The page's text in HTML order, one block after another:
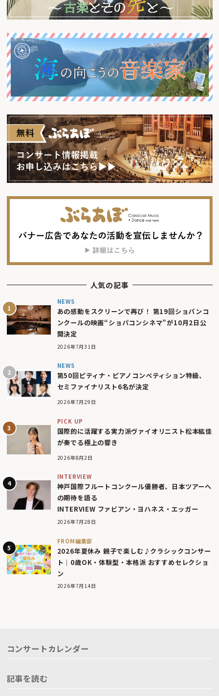
人気の記事
NEWS
あの感動をスクリーンで再び！ 第19回ショパンコ
ンクールの映画“ショパコンシネマ”が10月2日公
開決定
2026年7月31日
NEWS
第50回ピティナ・ピアノコンペティション特級、
セミファイナリスト6名が決定
2026年7月29日
PICK UP
国際的に活躍する実力派ヴァイオリニスト松本紘佳
が奏でる極上の響き
2026年8月2日
INTERVIEW
神戸国際フルートコンクール優勝者、日本ツアーへ
の期待を語る
INTERVIEW ファビアン・ヨハネス・エッガー
2026年7月28日
FROM編集部
2026年夏休み 親子で楽しむ♪クラシックコンサー
ト｜0歳OK・体験型・本格派 おすすめセレクショ
ン
2026年7月14日
コンサートカレンダー
記事を読む